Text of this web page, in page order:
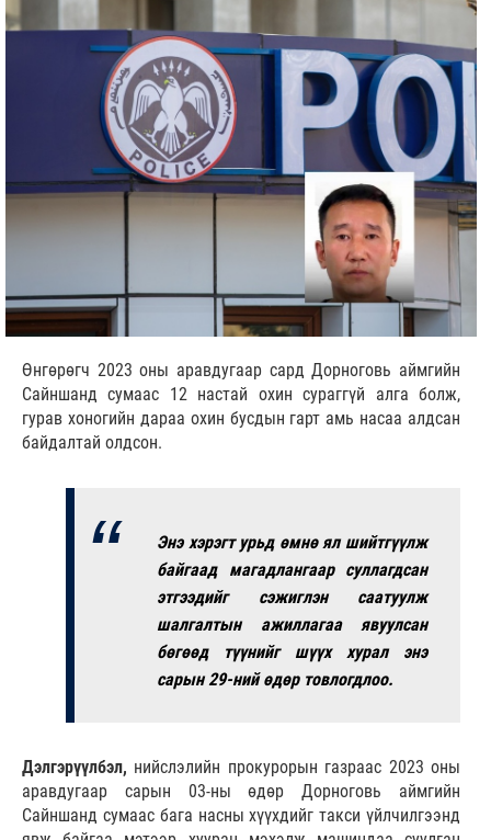
Өнгөрөгч 2023 оны аравдугаар сард Дорноговь аймгийн
Сайншанд сумаас 12 настай охин сураггүй алга болж,
гурав хоногийн дараа охин бусдын гарт амь насаа алдсан
байдалтай олдсон.
Энэ хэрэгт урьд өмнө ял шийтгүүлж
байгаад магадлангаар суллагдсан
этгээдийг сэжиглэн саатуулж
шалгалтын ажиллагаа явуулсан
бөгөөд түүнийг шүүх хурал энэ
сарын 29-ний өдөр товлогдлоо.
Дэлгэрүүлбэл, нийслэлийн прокурорын газраас 2023 оны
аравдугаар сарын 03-ны өдөр Дорноговь аймгийн
Сайншанд сумаас бага насны хүүхдийг такси үйлчилгээнд